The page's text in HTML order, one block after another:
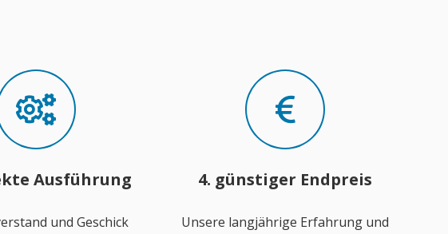
Ausführung
und Geschick
4. günstiger Endpreis
Unsere langjährige Erfahrung und